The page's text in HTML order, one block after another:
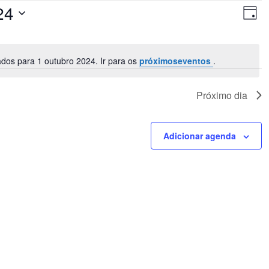
Notice
para 1 outubro 2024. Ir para ospróximoseventos .
de
do
Dia
Próximo dia
Adicionar agenda